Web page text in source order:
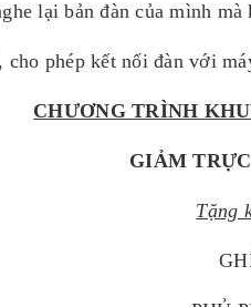
lại bản đàn của mình mà
phép kết nối đàn với
CHƯƠNG TRÌNH
GIẢM
Tặng